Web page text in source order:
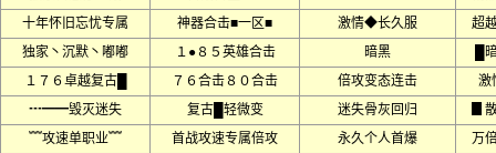
十年怀旧忘忧专属
神器合击■一区■ 激情◆长久服
超
独家丶沉默丶嘟嘟
１●８５英雄合击 暗黑
█
１７６卓越复古█
７６合击８０合击 倍攻变态连击
激
┅━━毁灭迷失
复古█轻微变 迷失骨灰回归
▊
﹌攻速单职业﹌
首战攻速专属倍攻 永久个人首爆
万